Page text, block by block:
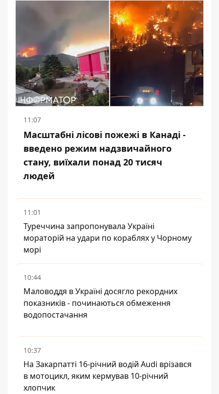
11:07
Масштабні лісові пожежі в Канаді -
введено режим надзвичайного
стану, виїхали понад 20 тисяч
людей
11:01
Туреччина запропонувала Україні
мораторій на удари по кораблях у Чорному
морі
10:44
Маловоддя в Україні досягло рекордних
показників - починаються обмеження
водопостачання
10:37
На Закарпатті 16-річний водій Audi врізався
в мотоцикл, яким кермував 10-річний
хлопчик